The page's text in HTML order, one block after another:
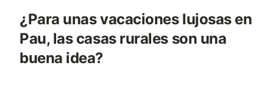
¿Para unas vacaciones lujosas en
Pau, las casas rurales son una
buena idea?